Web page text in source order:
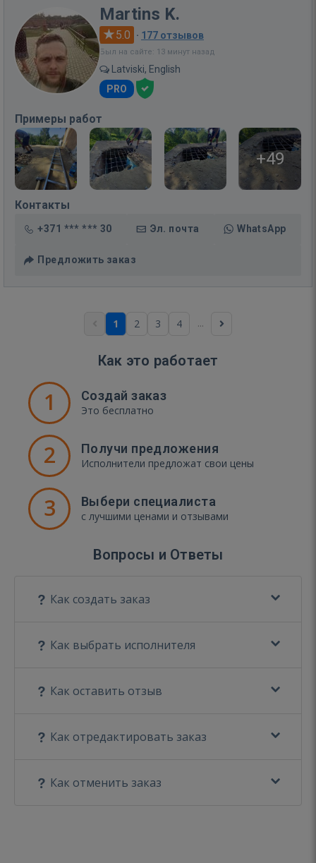
Martins K.
5.0 · 177 отзывов
Был на сайте: 13 минут назад
Latviski, English
PRO
Примеры работ
+49
Контакты
+371 *** *** 30 Эл. почта WhatsApp
Предложить заказ
1 2 3 4 ...
Как это работает
1 Создай заказ
Это бесплатно
2 Получи предложения
Исполнители предложат свои цены
3 Выбери специалиста
с лучшими ценами и отзывами
Вопросы и Ответы
Как создать заказ
Как выбрать исполнителя
Как оставить отзыв
Как отредактировать заказ
Как отменить заказ